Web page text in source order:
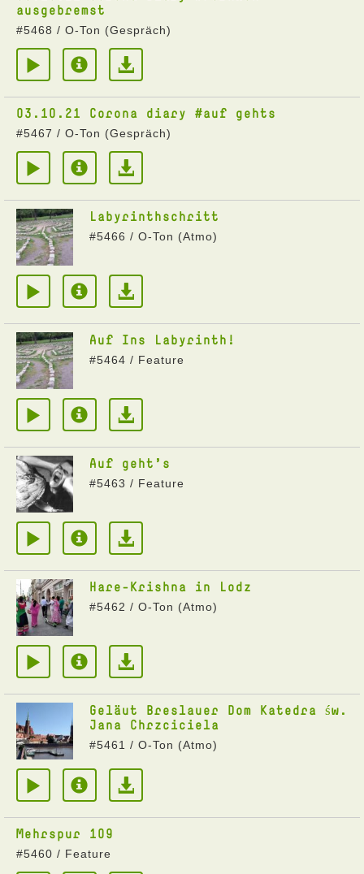
ausgebremst
#5468 / O-Ton (Gespräch)
03.10.21 Corona diary #auf gehts
#5467 / O-Ton (Gespräch)
Labyrinthschritt
#5466 / O-Ton (Atmo)
Auf Ins Labyrinth!
#5464 / Feature
Auf geht's
#5463 / Feature
Hare-Krishna in Lodz
#5462 / O-Ton (Atmo)
Geläut Breslauer Dom Katedra św.
Jana Chrzciciela
#5461 / O-Ton (Atmo)
Mehrspur 109
#5460 / Feature